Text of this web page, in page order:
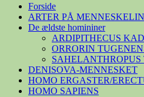
Forside
ARTER PÅ
De ældste homininer
ARDIPITHECUS
ORRORIN
SAHELANTHROPUS
DENISOVA-MENNESKET
HOMO ERGASTER/
HOMO SAPIENS